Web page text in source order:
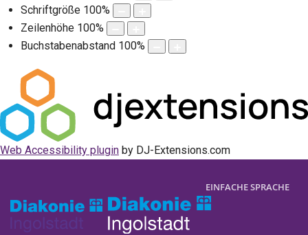
Schriftgröße 100%
Zeilenhöhe 100%
Buchstabenabstand 100%
Web Accessibility plugin by DJ-Extensions.com
EINFACHE SPRACHE